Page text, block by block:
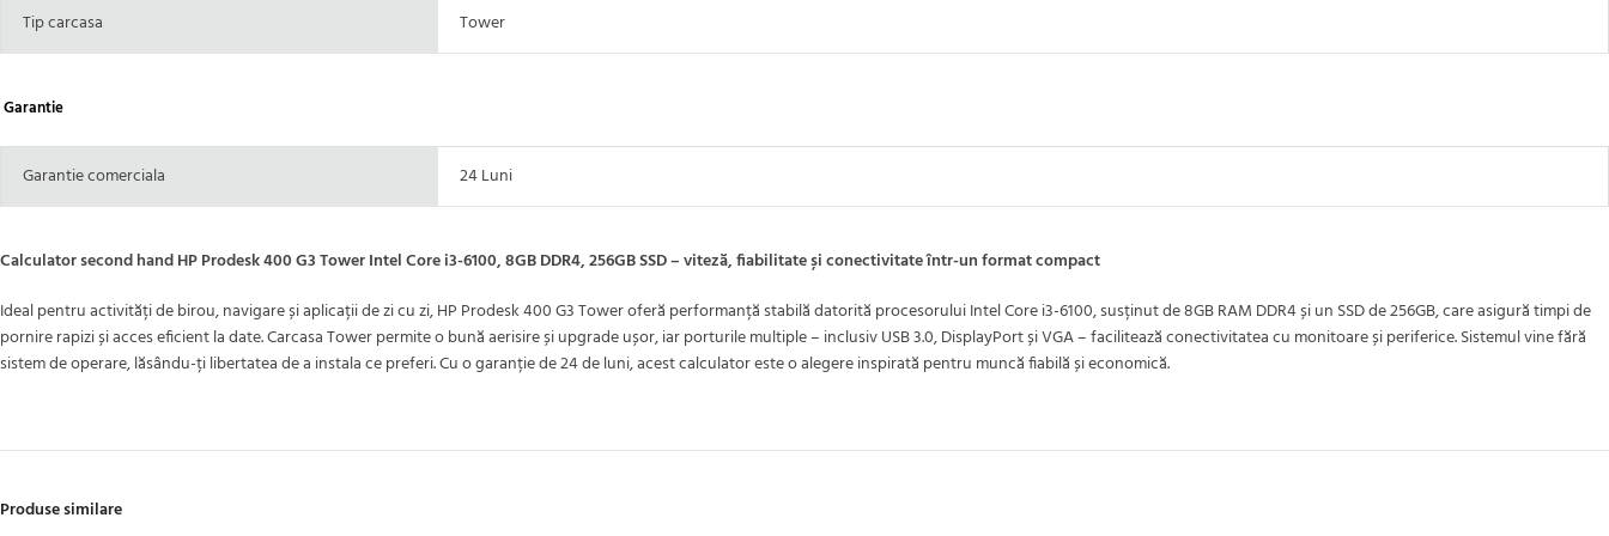
Tip carcasa Tower
Garantie
Garantie comerciala 24 Luni
Calculator second hand HP Prodesk 400 G3 Tower Intel Core i3-6100, 8GB DDR4, 256GB SSD – viteză, fiabilitate și conectivitate într-un format compact
Ideal pentru activități de birou, navigare și aplicații de zi cu zi, HP Prodesk 400 G3 Tower oferă performanță stabilă datorită procesorului Intel Core i3-6100, susținut de 8GB RAM DDR4 și un SSD de 256GB, care asigură timpi de
pornire rapizi și acces eficient la date. Carcasa Tower permite o bună aerisire și upgrade ușor, iar porturile multiple – inclusiv USB 3.0, DisplayPort și VGA – facilitează conectivitatea cu monitoare și periferice. Sistemul vine fără
sistem de operare, lăsându-ți libertatea de a instala ce preferi. Cu o garanție de 24 de luni, acest calculator este o alegere inspirată pentru muncă fiabilă și economică.
Produse similare